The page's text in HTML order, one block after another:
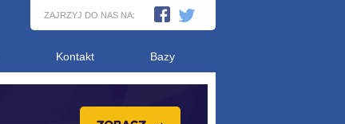
ZAJRZYJ DO NAS NA:
Kontakt Bazy